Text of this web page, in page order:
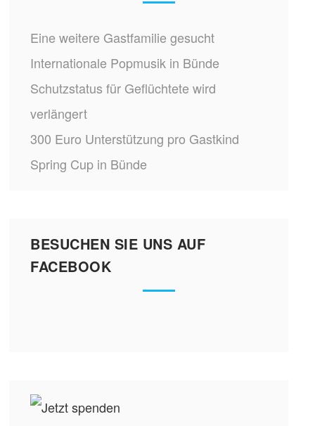
Eine weitere Gastfamilie gesucht
Internationale Popmusik in Bünde
Schutzstatus für Geflüchtete wird
verlängert
300 Euro Unterstützung pro Gastkind
Spring Cup in Bünde
BESUCHEN SIE UNS AUF
FACEBOOK